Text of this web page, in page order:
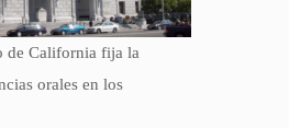
de California fija la
orales en los